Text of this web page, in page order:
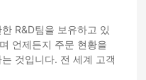
R&D팀을 보유하고 있
언제든지 주문 현황을
것입니다. 전 세계 고객